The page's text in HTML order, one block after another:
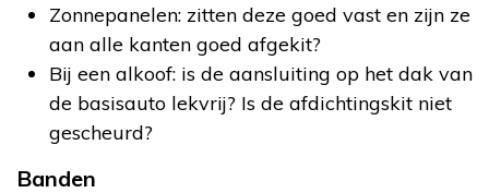
Zonnepanelen: zitten deze goed vast en zijn ze
aan alle kanten goed afgekit?
Bij een alkoof: is de aansluiting op het dak van
de basisauto lekvrij? Is de afdichtingskit niet
gescheurd?
Banden